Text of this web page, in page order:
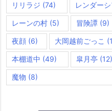
リリラジ (74) レンダー
レーンの村 (5) 冒険譚(9)
夜顔 (6) 大岡越前ごっこ
本棚道中 (49) 皐月亭 (12)
魔物 (8)